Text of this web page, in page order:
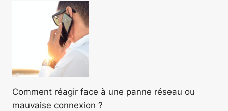
Comment réagir face à une panne réseau ou
mauvaise connexion ?